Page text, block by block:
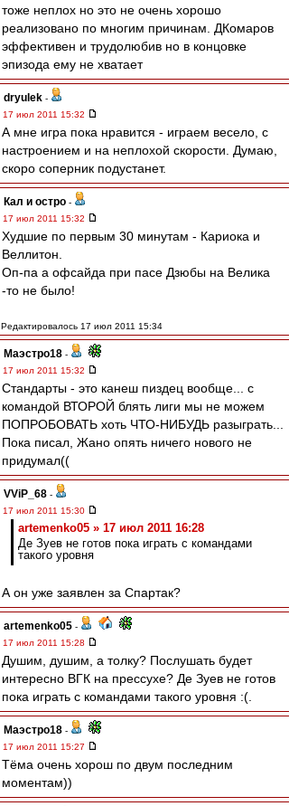
тоже неплох но это не очень хорошо
реализовано по многим причинам. ДКомаров
эффективен и трудолюбив но в концовке
эпизода ему не хватает
dryulek -
17 июл 2011 15:32
А мне игра пока нравится - играем весело, с
настроением и на неплохой скорости. Думаю,
скоро соперник подустанет.
Кал и остро -
17 июл 2011 15:32
Худшие по первым 30 минутам - Кариока и
Веллитон.
Оп-па а офсайда при пасе Дзюбы на Велика
-то не было!
Редактировалось 17 июл 2011 15:34
Маэстро18 -
17 июл 2011 15:32
Стандарты - это канеш пиздец вообще... с
командой ВТОРОЙ блять лиги мы не можем
ПОПРОБОВАТЬ хоть ЧТО-НИБУДЬ разыграть...
Пока писал, Жано опять ничего нового не
придумал((
VViP_68 -
17 июл 2011 15:30
artemenko05 » 17 июл 2011 16:28
Де Зуев не готов пока играть с командами
такого уровня
А он уже заявлен за Спартак?
artemenko05 -
17 июл 2011 15:28
Душим, душим, а толку? Послушать будет
интересно ВГК на прессухе? Де Зуев не готов
пока играть с командами такого уровня :(.
Маэстро18 -
17 июл 2011 15:27
Тёма очень хорош по двум последним
моментам))